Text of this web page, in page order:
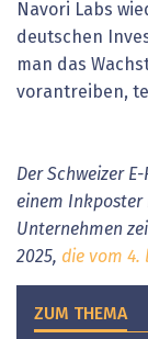
Navori Labs
deutschen
man das
vorantreiben,
Der Schweizer
einem Inkposter
Unternehmen
2025, die vom 4.
ZUM THEMA